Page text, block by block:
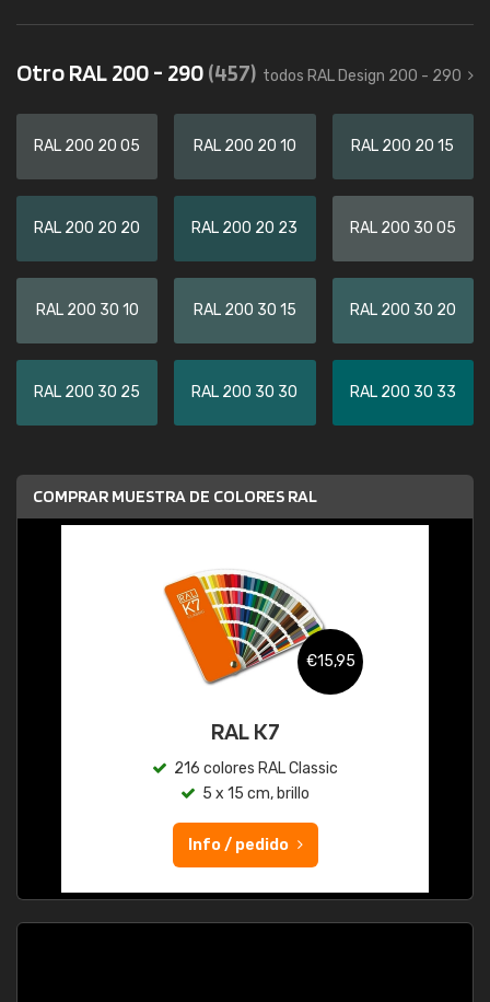
Otro RAL 200 - 290(457) todos RAL Design 200 - 290
RAL 200 20 05 RAL 200 20 10 RAL 200 20 15
RAL 200 20 20 RAL 200 20 23 RAL 200 30 05
RAL 200 30 10 RAL 200 30 15 RAL 200 30 20
RAL 200 30 25 RAL 200 30 30 RAL 200 30 33
COMPRAR MUESTRA DE COLORES RAL
€15,95
RAL K7
216 colores RAL Classic
5 x 15 cm, brillo
Info / pedido